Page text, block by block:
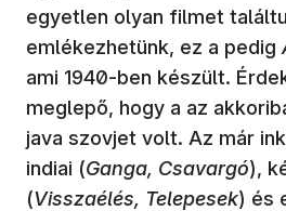
egyetlen olyan filmet
emlékezhetünk, ez a pedig
ami 1940-ben készült.
meglepő, hogy a az
java szovjet volt. Az már
indiai (Ganga, Csavargó),
(Visszaélés, Telepesek) és